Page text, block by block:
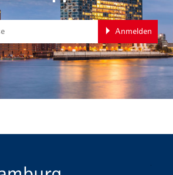
Anmelden